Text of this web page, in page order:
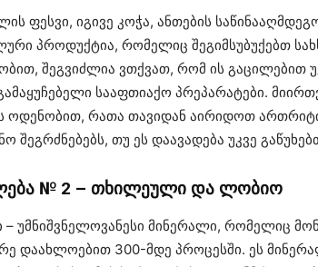
ფესვი, იგივე კოჭა, ანთების
პროდუქტია, რომელიც შეგიმსუბუქებთ
შეგვიძლია ვთქვათ, რომ ის გაცილებით
სააფთიაქო პრეპარატები.
ოდენობით, რათა თავიდან აირიდოთ
შეგრძნებებს, თუ ეს დაავადება უკვე
№ 2 – თხილეული და ლობიო
– უმნიშვნელოვანესი მინერალი, რომელიც
დაახლოებით 300-მდე პროცესში. ეს